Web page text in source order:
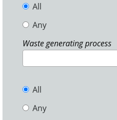
All
Any
Waste generating process
All
Any